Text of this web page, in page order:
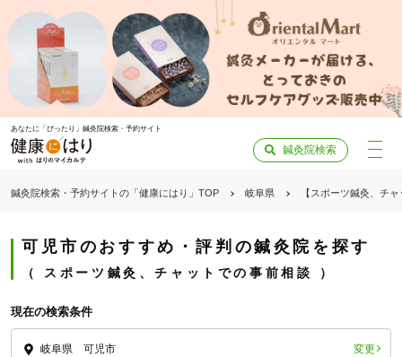
あなたに「ぴったり」鍼灸院検索・予約サイト
鍼灸院検索
鍼灸院検索・予約サイトの「健康にはり」TOP 岐阜県 【スポーツ鍼灸、チ
可児市のおすすめ・評判の鍼灸院を探す
スポーツ鍼灸、チャットでの事前相談
現在の検索条件
岐阜県 可児市 変更